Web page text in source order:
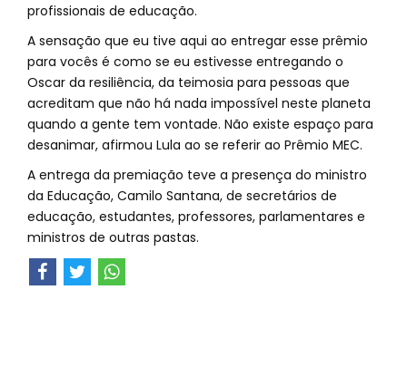
profissionais de educação.
A sensação que eu tive aqui ao entregar esse prêmio
para vocês é como se eu estivesse entregando o
Oscar da resiliência, da teimosia para pessoas que
acreditam que não há nada impossível neste planeta
quando a gente tem vontade. Não existe espaço para
desanimar, afirmou Lula ao se referir ao Prêmio MEC.
A entrega da premiação teve a presença do ministro
da Educação, Camilo Santana, de secretários de
educação, estudantes, professores, parlamentares e
ministros de outras pastas.